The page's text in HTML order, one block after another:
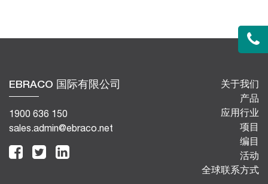
EBRACO 国际有限公司
1900 636 150
sales.admin@ebraco.net
关于我们
产品
应用行业
项目
编目
活动
全球联系方式